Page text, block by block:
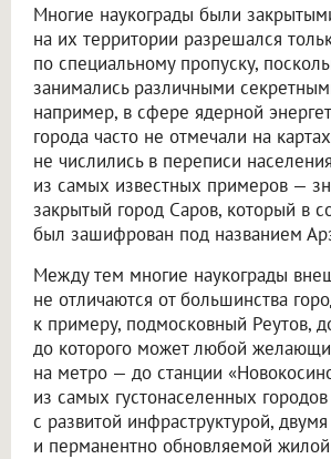
Многие наукограды были
на их территории разрешался
по специальному пропуску,
занимались различными
например, в сфере ядерной
города часто не отмечали на
не числились в переписи
из самых известных примеров —
закрытый город Саров, который в
был зашифрован под названием
Между тем многие наукограды
не отличаются от большинства
к примеру, подмосковный Реутов,
до которого может любой
на метро — до станции
из самых густонаселенных
с развитой инфраструктурой,
и перманентно обновляемой жилой